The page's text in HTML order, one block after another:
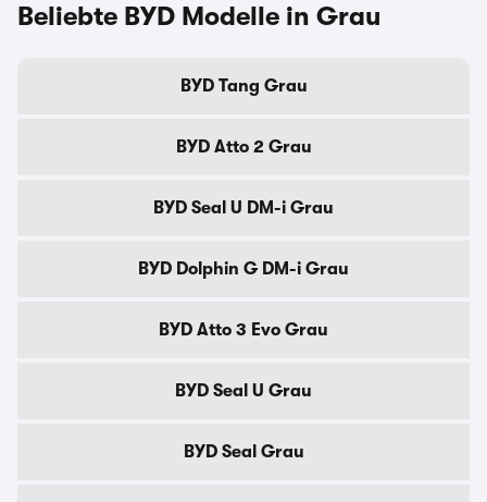
Beliebte BYD Modelle in Grau
BYD Tang Grau
BYD Atto 2 Grau
BYD Seal U DM-i Grau
BYD Dolphin G DM-i Grau
BYD Atto 3 Evo Grau
BYD Seal U Grau
BYD Seal Grau